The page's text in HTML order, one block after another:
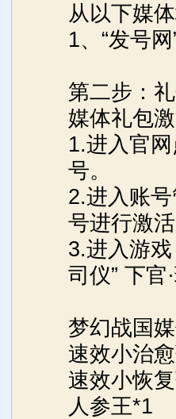
从以下媒
1、“发号
第二步：
媒体礼包
1.进入官
号。
2.进入账
号进行激
3.进入游
司仪” 下官
梦幻战国
速效小治
速效小恢
人参王*1